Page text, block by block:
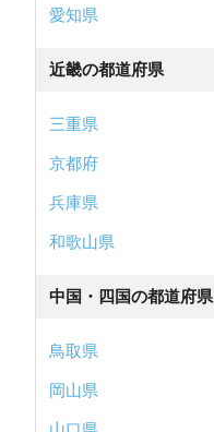
愛知県
近畿の都道府県
三重県
京都府
兵庫県
和歌山県
中国・四国の都道府県
鳥取県
岡山県